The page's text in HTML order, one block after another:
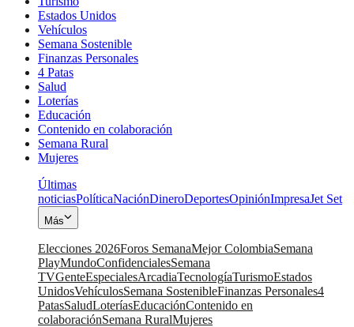
Estados Unidos
Vehículos
Semana Sostenible
Finanzas Personales
4 Patas
Salud
Loterías
Educación
Contenido en colaboración
Semana Rural
Mujeres
Últimas
noticiasPolíticaNaciónDineroDeportesOpiniónImpresaJet Set
Más
Elecciones 2026Foros SemanaMejor ColombiaSemana
PlayMundoConfidencialesSemana
TVGenteEspecialesArcadiaTecnologíaTurismoEstados
UnidosVehículosSemana SostenibleFinanzas Personales4
PatasSaludLoteríasEducaciónContenido en
colaboraciónSemana RuralMujeres